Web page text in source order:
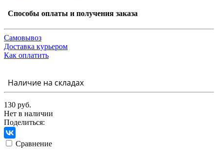
Способы оплаты и получения заказа
Самовывоз
Доставка курьером
Как оплатить
Наличие на складах
130 руб.
Нет в наличии
Поделиться:
Сравнение